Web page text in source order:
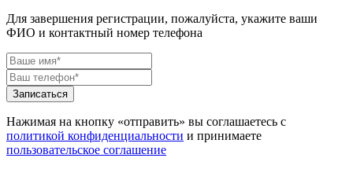
Для завершения регистрации, пожалуйста, укажите ваши
ФИО и контактный номер телефона
Нажимая на кнопку «отправить» вы соглашаетесь с
политикой конфиденциальности и принимаете
пользовательское соглашение